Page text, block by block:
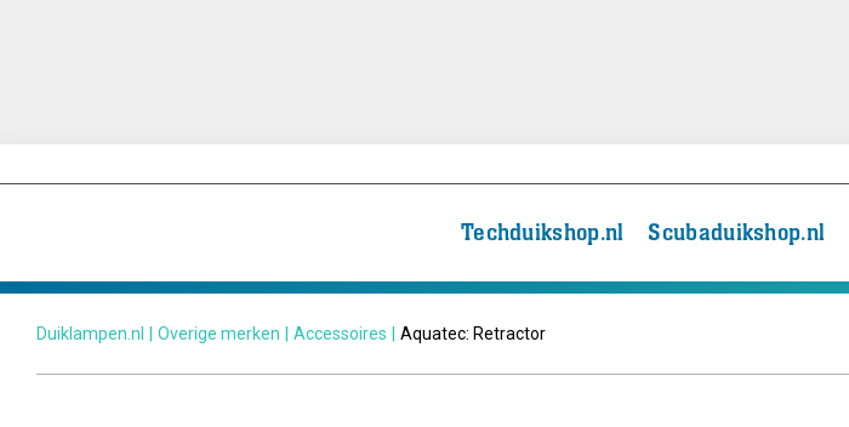
Techduikshop.nl Scubaduikshop.nl
Duiklampen.nl Overige merken Accessoires Aquatec: Retractor